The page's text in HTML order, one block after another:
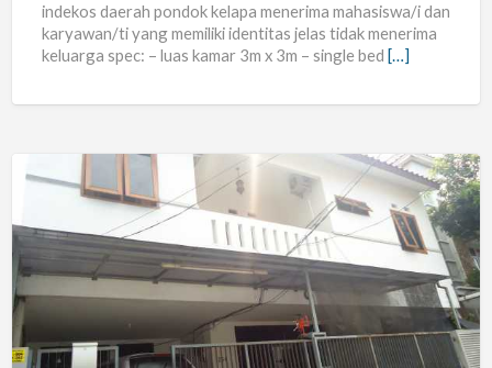
indekos daerah pondok kelapa menerima mahasiswa/i dan
karyawan/ti yang memiliki identitas jelas tidak menerima
keluarga spec: – luas kamar 3m x 3m – single bed […]
Karyawati
Muslimah
Di
Pondok
Bambu